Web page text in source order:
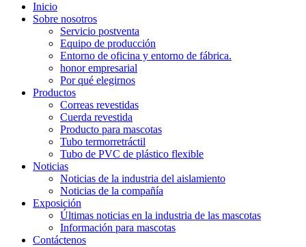
Inicio
Sobre nosotros
Servicio postventa
Equipo de producción
Entorno de oficina y entorno de fábrica.
honor empresarial
Por qué elegirnos
Productos
Correas revestidas
Cuerda revestida
Producto para mascotas
Tubo termorretráctil
Tubo de PVC de plástico flexible
Noticias
Noticias de la industria del aislamiento
Noticias de la compañía
Exposición
Últimas noticias en la industria de las mascotas
Información para mascotas
Contáctenos